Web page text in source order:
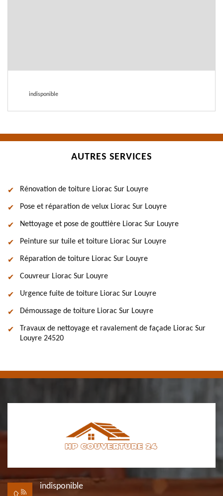
indisponible
AUTRES SERVICES
Rénovation de toiture Liorac Sur Louyre
Pose et réparation de velux Liorac Sur Louyre
Nettoyage et pose de gouttière Liorac Sur Louyre
Peinture sur tuile et toiture Liorac Sur Louyre
Réparation de toiture Liorac Sur Louyre
Couvreur Liorac Sur Louyre
Urgence fuite de toiture Liorac Sur Louyre
Démoussage de toiture Liorac Sur Louyre
Travaux de nettoyage et ravalement de façade Liorac Sur
Louyre 24520
indisponible